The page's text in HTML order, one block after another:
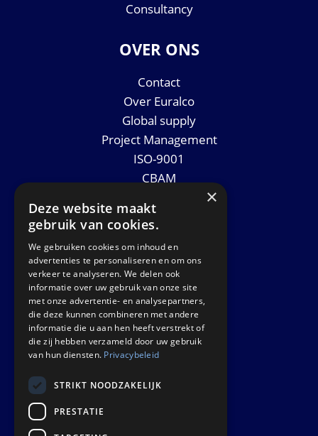
Consultancy
OVER ONS
Contact
Over Euralco
Global supply
Project Management
ISO-9001
CBAM
Nieuws
GET IN TOUCH
Euralco Europe B.V.
Zinkstraat 24 - E9451
4823 AD Breda
The Netherlands
×
Deze website maakt
gebruik van cookies.
We gebruiken cookies om inhoud en
advertenties te personaliseren en om ons
verkeer te analyseren. We delen ook
informatie over uw gebruik van onze site
met onze advertentie- en analysepartners,
die deze kunnen combineren met andere
informatie die u aan hen heeft verstrekt of
die zij hebben verzameld door uw gebruik
van hun diensten. Privacybeleid
STRIKT NOODZAKELIJK
PRESTATIE